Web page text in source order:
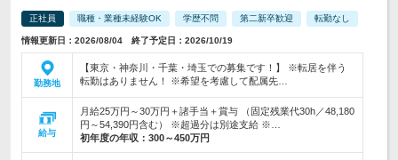
正社員 職種・業種未経験OK 学歴不問 第二新卒歓迎 転勤なし
情報更新日：2026/08/04 終了予定日：2026/10/19
勤務地
【東京・神奈川・千葉・埼玉での募集です！】 ※転居を伴う
転勤はありません！ ※希望を考慮して配属先…
給与
月給25万円～30万円＋諸手当＋賞与 （固定残業代30h／48,180
円～54,390円含む） ※超過分は別途支給 ※…
初年度の年収： 300～450万円